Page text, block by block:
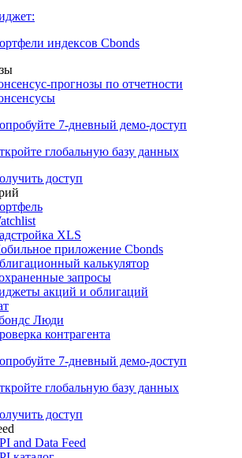
Commodities
индексов Cbonds
7-дневный
глобальную базу данных
доступ
XLS
приложение Cbonds
калькулятор
запросы
контрагента
7-дневный
глобальную базу данных